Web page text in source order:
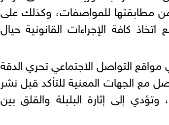
من مطابقتها للمواصفات، وكذلك على
كافة الإجراءات القانونية حيال
التواصل الاجتماعي تحري الدقة
مع الجهات المعنية للتأكد قبل نشر
إلى إثارة البلبلة والقلق بين